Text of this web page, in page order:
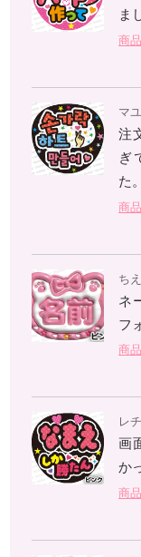
ま
商
マユ
注
ぎ
た。
商
ち
ネ
フ
商
レ
画
か
商